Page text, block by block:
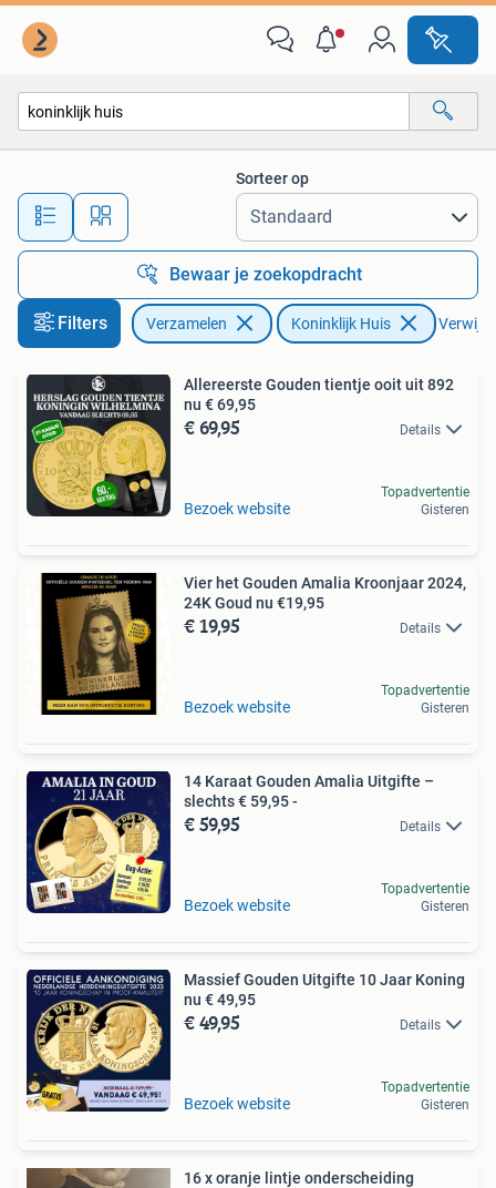
Alle afstanden…
Sorteer op
Bewaar je zoekopdracht
Filters Verzamelen Koninklijk Huis
Allereerste Gouden tientje ooit uit 892
nu € 69,95
€ 69,95 Details
Bezoek website
Topadvertentie
Gisteren
Vier het Gouden Amalia Kroonjaar 2024,
24K Goud nu €19,95
€ 19,95 Details
Bezoek website
Topadvertentie
Gisteren
14 Karaat Gouden Amalia Uitgifte –
slechts € 59,95 -
€ 59,95 Details
Bezoek website
Topadvertentie
Gisteren
Massief Gouden Uitgifte 10 Jaar Koning
nu € 49,95
€ 49,95 Details
Bezoek website
Topadvertentie
Gisteren
16 x oranje lintje onderscheiding